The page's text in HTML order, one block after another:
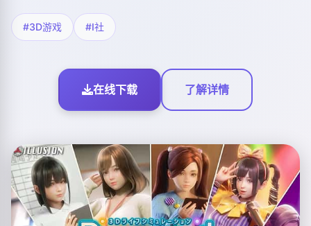
#3D游戏 #I社
在线下载 了解详情